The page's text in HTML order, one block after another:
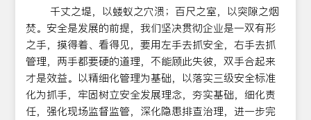
千丈之堤，以蝼蚁之穴溃；百尺之室，以突隙之烟
焚。安全是发展的前提，我们坚决贯彻企业是一双有形
之手，摸得着、看得见，要用左手去抓安全，右手去抓
管理，两手都要硬的道理，不能顾此失彼，双手合起来
才是效益。以精细化管理为基础，以落实三级安全标准
化为抓手，牢固树立安全发展理念，夯实基础，细化责
任，强化现场监督监管，深化隐患排查治理，进一步完